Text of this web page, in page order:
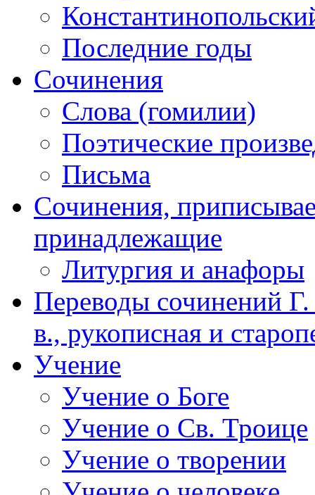
Последние годы
Сочинения
Слова (гомилии)
Поэтические
Письма
Сочинения,
принадлежащие
Литургия и анафоры
Переводы сочинений
в., рукописная и
Учение
Учение о Боге
Учение о Св. Троице
Учение о творении